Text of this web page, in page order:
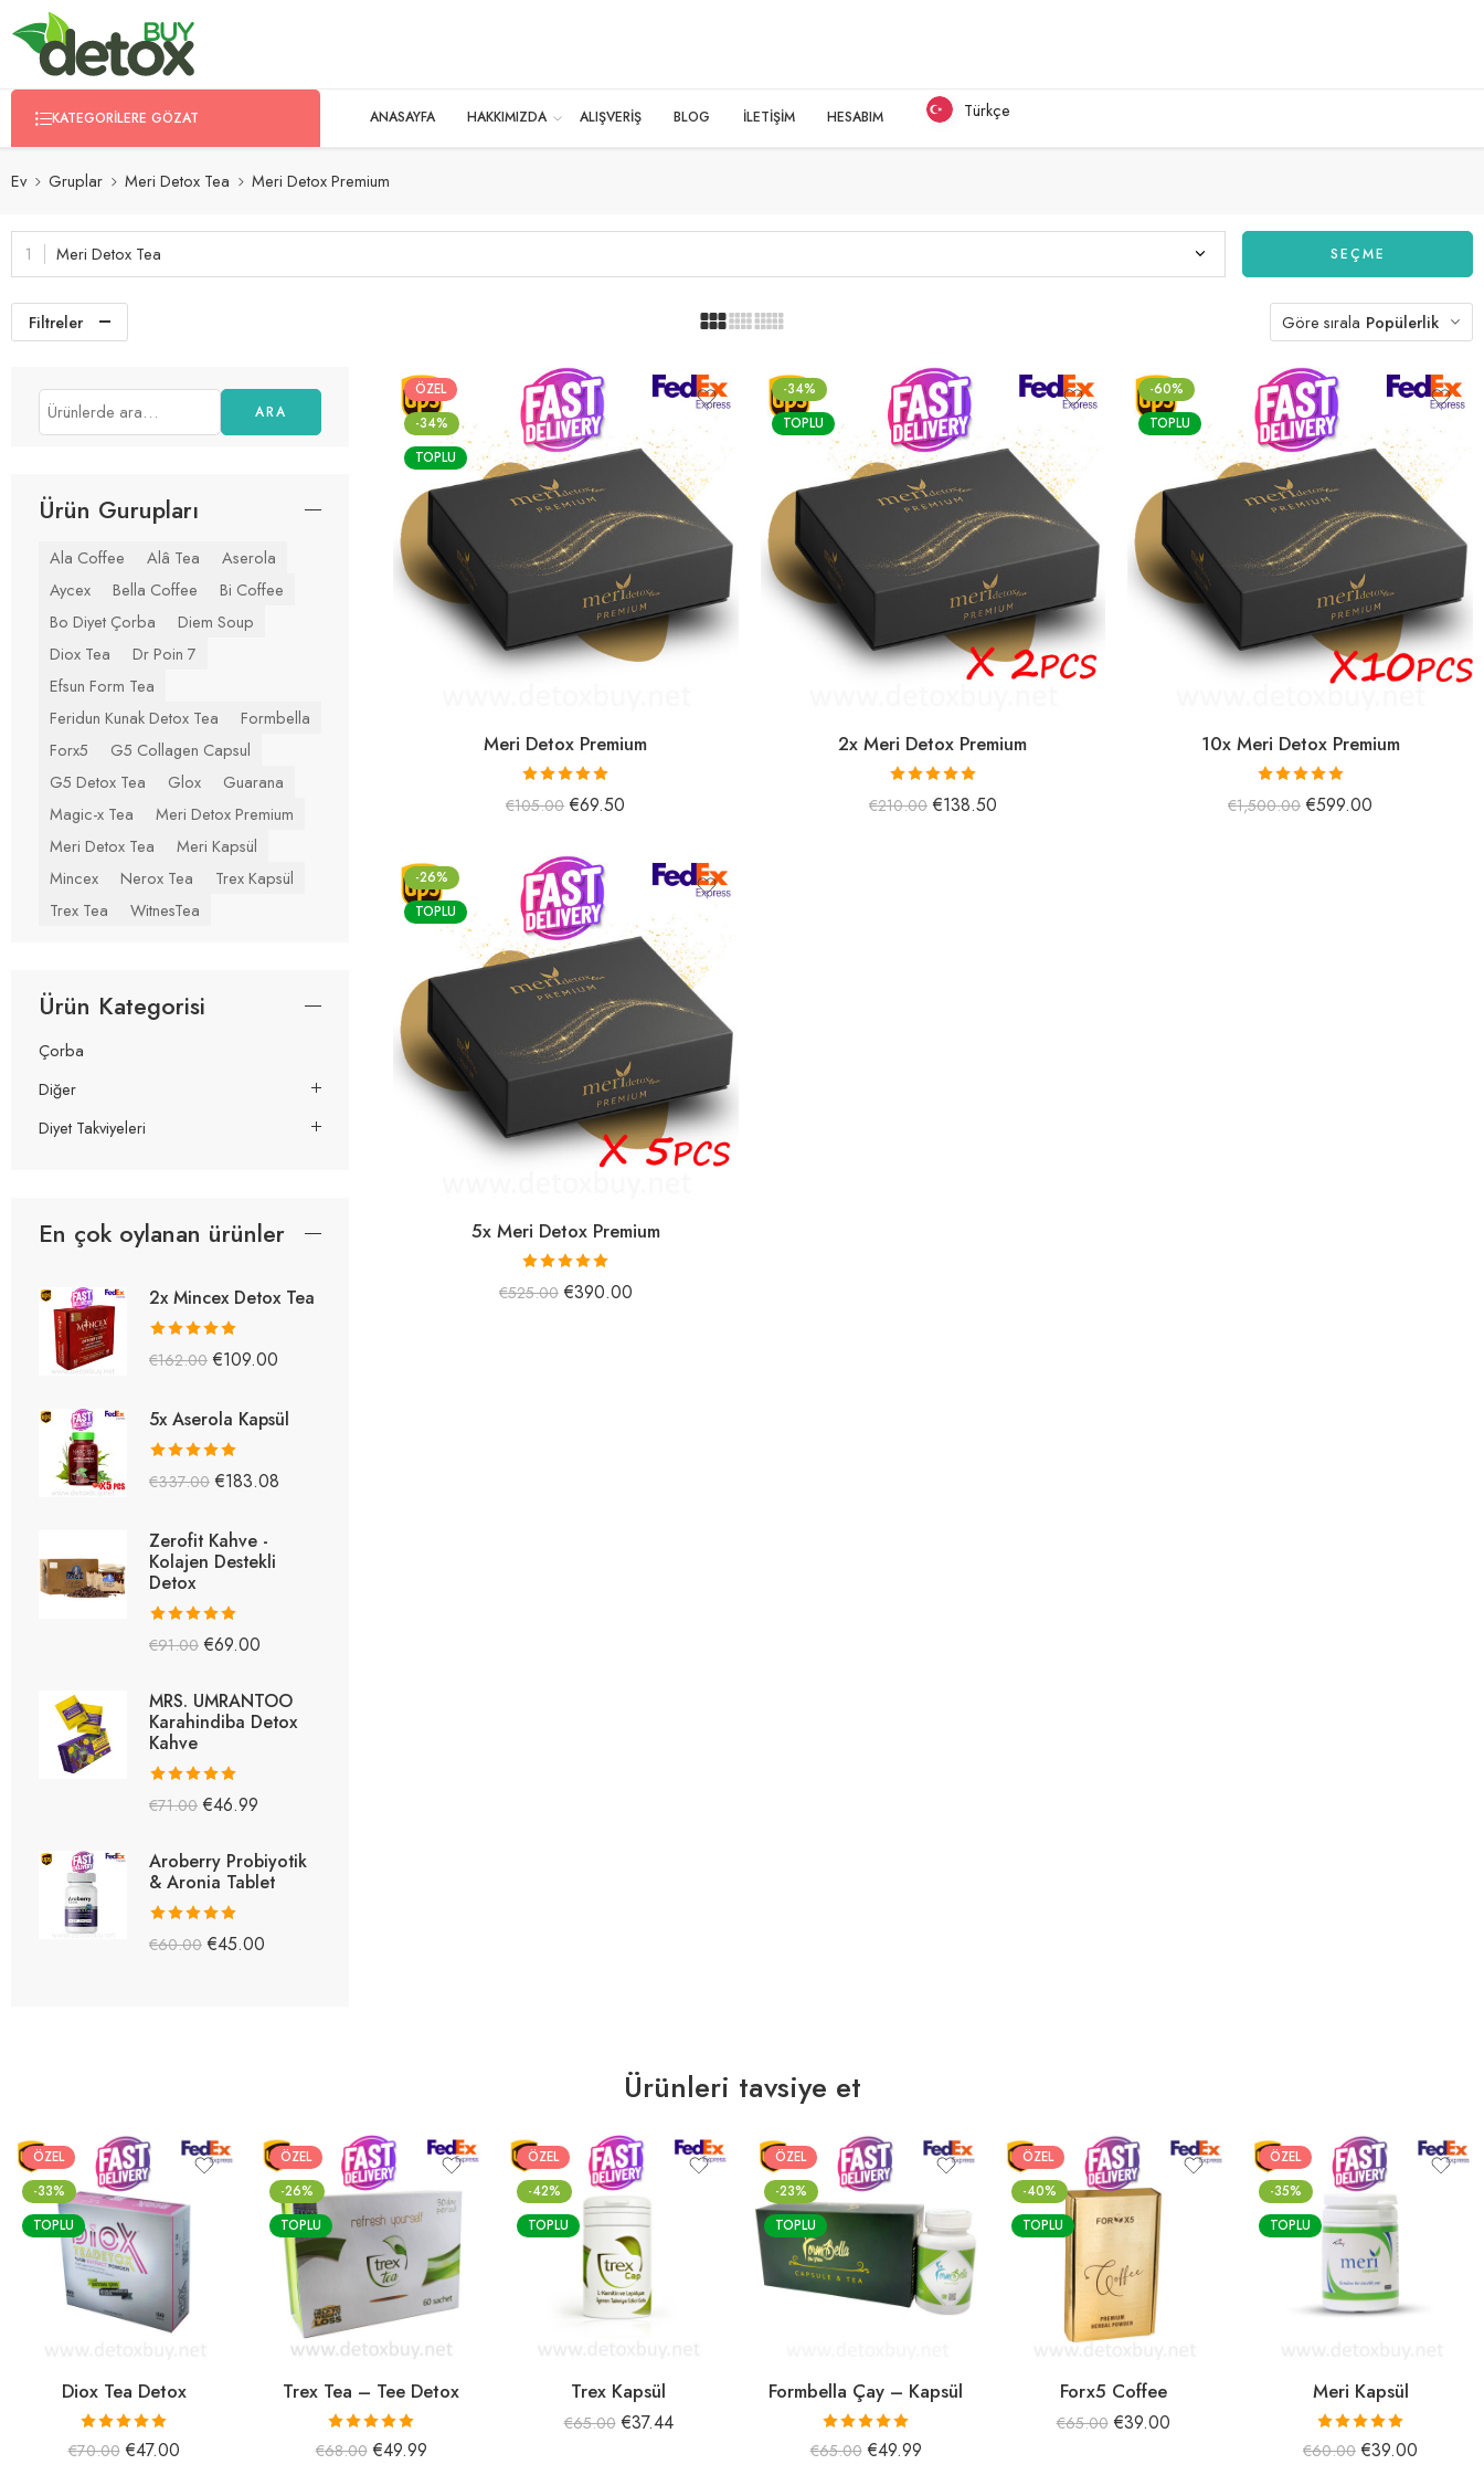
KATEGORILERE GÖZAT ANASAYFA HAKKIMIZDA ALIŞVERİŞ BLOG İLETİŞİM HESABIM Türkçe
Ev Gruplar Meri Detox Tea Meri Detox Premium
Meri Detox Tea SEÇME
Filtreler Göre sırala Popülerlik
ÖZEL
-34%
TOPLU
Meri Detox Premium
5 üzerinden
€105.00 €69.50
-34%
TOPLU
2x Meri Detox Premium
5 üzerinden
€210.00 €138.50
-60%
TOPLU
10x Meri Detox Premium
5 üzerinden
€1,500.00 €599.00
-26%
TOPLU
5x Meri Detox Premium
5 üzerinden
€525.00 €390.00
ARA
Ürün Gurupları
Ala Coffee Alâ Tea
Aserola
Aycex
Bella Coffee
Bi Coffee
Bo Diyet Çorba
Diem Soup
Diox Tea
Dr Poin 7
Efsun Form Tea
Feridun Kunak Detox Tea
Formbella
Forx5
G5 Collagen Capsul
G5 Detox Tea
Glox
Guarana
Magic-x Tea
Meri Detox Premium
Meri Detox Tea
Meri Kapsül
Mincex
Nerox Tea
Trex Kapsül
Trex Tea
WitnesTea
Ürün Kategorisi
Çorba
Diğer
Diyet Takviyeleri
En çok oylanan ürünler
2x Mincex Detox Tea
5 üzerinden
€162.00 €109.00
5x Aserola Kapsül
5 üzerinden
€337.00 €183.08
Zerofit Kahve -
Kolajen Destekli
Detox
5 üzerinden
€91.00 €69.00
MRS. UMRANTOO
Karahindiba Detox
Kahve
5 üzerinden
€71.00 €46.99
Aroberry Probiyotik
& Aronia Tablet
5 üzerinden
€60.00 €45.00
Ürünleri tavsiye et
ÖZEL
-33%
TOPLU
Diox Tea Detox
5 üzerinden
5.00oy aldı
€70.00 €47.00
ÖZEL
-26%
TOPLU
Trex Tea – Tee Detox
5 üzerinden
5.00oy aldı
€68.00 €49.99
ÖZEL
-42%
TOPLU
Trex Kapsül
€65.00 €37.44
ÖZEL
-23%
TOPLU
Formbella Çay – Kapsül
5 üzerinden
5.00oy aldı
€65.00 €49.99
ÖZEL
-40%
TOPLU
Forx5 Coffee
€65.00 €39.00
ÖZEL
-35%
TOPLU
Meri Kapsül
5 üzerinden
5.00oy aldı
€60.00 €39.00